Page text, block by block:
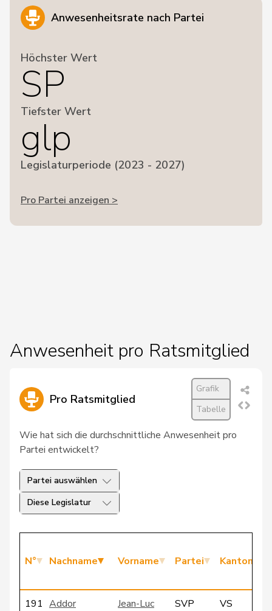
Anwesenheitsrate nach Partei
Höchster Wert
SP
Tiefster Wert
glp
Legislaturperiode (2023 - 2027)
Pro Partei anzeigen >
Anwesenheit pro Ratsmitglied
Pro Ratsmitglied
Grafik
Tabelle
Wie hat sich die durchschnittliche Anwesenheit pro
Partei entwickelt?
Partei auswählen
Diese Legislatur
N° Nachname Vorname Partei Kanton
191 Addor Jean-Luc SVP
VS